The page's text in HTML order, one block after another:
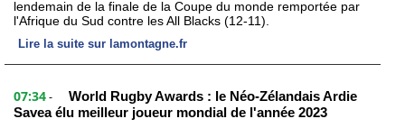
lendemain de la finale de la Coupe du monde remportée par
l'Afrique du Sud contre les All Blacks (12-11).
Lire la suite sur lamontagne.fr
07:34 -
World Rugby Awards : le Néo-Zélandais Ardie
Savea élu meilleur joueur mondial de l'année 2023